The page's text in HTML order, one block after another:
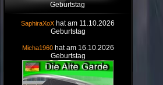
Geburtstag
SaphiraXoX hat am 11.10.2026
Geburtstag
Micha1960 hat am 16.10.2026
Geburtstag